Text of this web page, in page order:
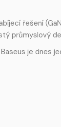
řešení
průmyslový
je dnes